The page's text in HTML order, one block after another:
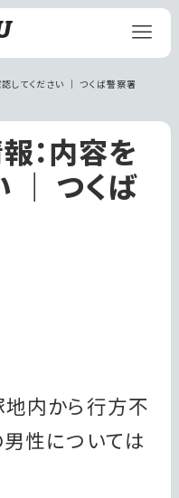
してください ｜ つくば警察署
：内容を
｜ つくば
内から行方不
性については